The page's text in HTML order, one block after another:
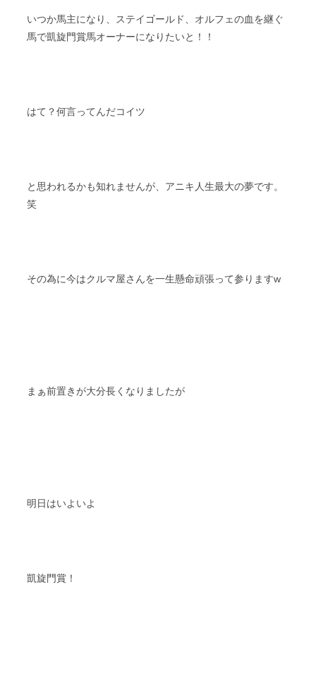
いつか馬主になり、ステイゴールド、オルフェの血を継ぐ
馬で凱旋門賞馬オーナーになりたいと！！
はて？何言ってんだコイツ
と思われるかも知れませんが、アニキ人生最大の夢です。
笑
その為に今はクルマ屋さんを一生懸命頑張って参りますw
まぁ前置きが大分長くなりましたが
明日はいよいよ
凱旋門賞！